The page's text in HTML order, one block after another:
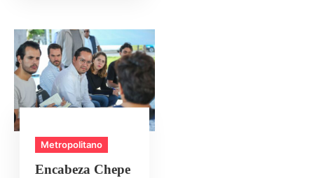
Metropolitano
Encabeza Chepe